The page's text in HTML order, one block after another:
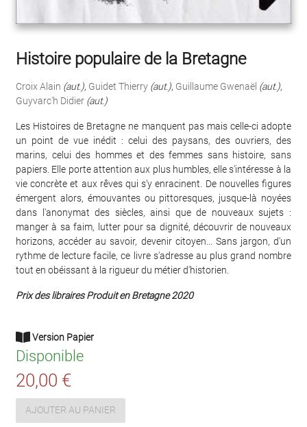
Histoire populaire de la Bretagne
Croix Alain (aut.), Guidet Thierry (aut.), Guillaume Gwenaël (aut.),
Guyvarc'h Didier (aut.)
Les Histoires de Bretagne ne manquent pas mais celle-ci adopte
un point de vue inédit : celui des paysans, des ouvriers, des
marins, celui des hommes et des femmes sans histoire, sans
papiers. Elle porte attention aux plus humbles, elle s'intéresse à la
vie concrète et aux rêves qui s'y enracinent. De nouvelles figures
émergent alors, émouvantes ou pittoresques, jusque-là noyées
dans l'anonymat des siècles, ainsi que de nouveaux sujets :
manger à sa faim, lutter pour sa dignité, découvrir de nouveaux
horizons, accéder au savoir, devenir citoyen... Sans jargon, d'un
rythme de lecture facile, ce livre s'adresse au plus grand nombre
tout en obéissant à la rigueur du métier d'historien.
Prix des libraires Produit en Bretagne 2020
Version Papier
Disponible
20,00 €
AJOUTER AU PANIER